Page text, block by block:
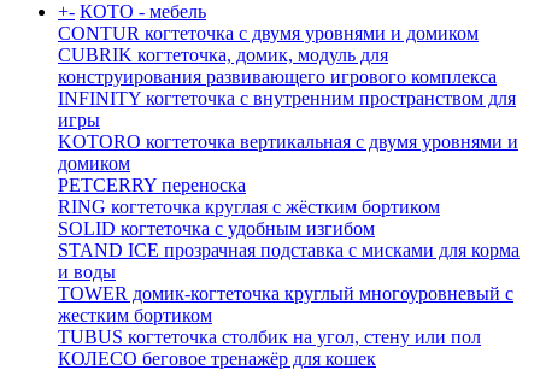
+- КОТО - мебель
CONTUR когтеточка с двумя уровнями и домиком
CUBRIK когтеточка, домик, модуль для
конструирования развивающего игрового комплекса
INFINITY когтеточка с внутренним пространством для
игры
KOTORO когтеточка вертикальная с двумя уровнями и
домиком
PETCERRY переноска
RING когтеточка круглая с жёстким бортиком
SOLID когтеточка с удобным изгибом
STAND ICE прозрачная подставка с мисками для корма
и воды
TOWER домик-когтеточка круглый многоуровневый с
жестким бортиком
TUBUS когтеточка столбик на угол, стену или пол
КОЛЕСО беговое тренажёр для кошек